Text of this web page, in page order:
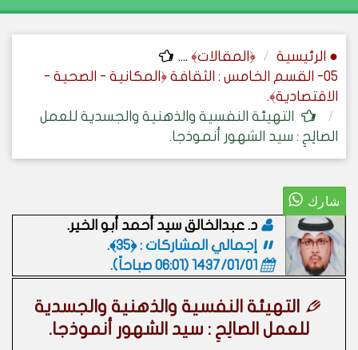
● الرئيسية ﴿المقالات﴾ ....
05- القسم الخامس : الثقافة ﴿المكانية - الصحية -
الاقتصادية﴾.
التهيئة النفسية والذهنية والجسدية للعمل
الصالِحِ : سيد الشهور أنموذجا.
د. عبدالخالق سيد أحمد أبو الخير.
إجمالي المشاركات : ﴿35﴾.
1437/01/01 (06:01 صباحاً)
.
التهيئة النفسية والذهنية والجسدية
للعمل الصالِحِ : سيد الشهور أنموذجا.